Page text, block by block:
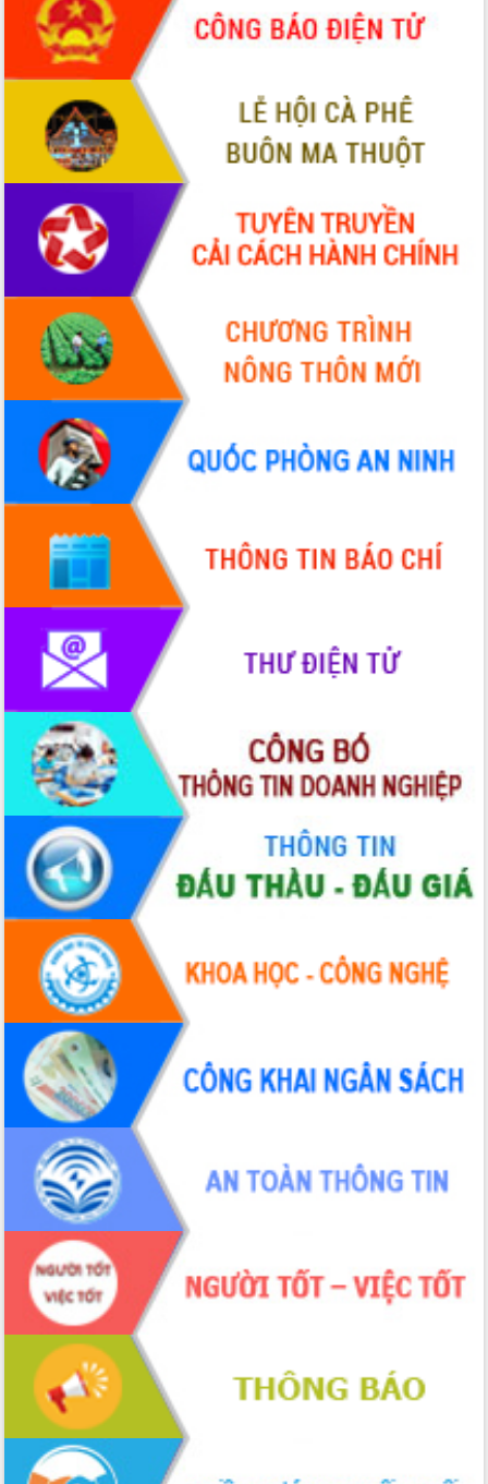
Chủ tịch UBND tỉnh Tạ Anh Tuấn thăm,
chúc mừng các bệnh viện nhân Ngày
Thầy thuốc Việt Nam
Rộn ràng lễ hội truyền thống Sông
nước Đà Nông lần thứ I năm 2026
Kỳ họp Chuyên đề lần thứ Năm, HĐND
tỉnh Đắk Lắk thông qua các nghị quyết
quan trọng
Thống nhất danh sách giới thiệu ứng
cử đại biểu Quốc hội khoá XVI và đại
biểu HĐND tỉnh Đắk Lắk, nhiệm kỳ
2026-2031
Phát động hai phong trào thi đua quan
trọng trong kỷ nguyên mới
Hội nghị lần thứ tư Ban Chỉ đạo công
tác bầu cử tỉnh Đắk Lắk
Hội nghị Báo cáo viên Trung ương
tháng 01/2026
Phó Thủ tướng Hồ Quốc Dũng đánh giá
cao kết quả Chiến dịch Quang Trung
tại Đắk Lắk
Hội nghị Ban Chấp hành Đảng bộ tỉnh
Đắk Lắk lần thứ 2 (mở rộng)
Tập trung giải phóng mặt bằng, đẩy
nhanh tiến độ Tuyến đường bộ ven
biển
Gỡ khó, khởi công xây dựng, sửa chữa
toàn bộ nhà ở cho hộ dân đúng tiến độ
đề ra
UBND tỉnh Đắk Lắk tổng kết công tác
quốc phòng, quân sự địa phương năm
2025
Tập trung triển khai quyết liệt, đồng bộ
các giải pháp nhằm thực hiện hiệu quả
các nhiệm vụ đề ra năm 2025
Phát huy vai trò của người có uy tín
trong phòng chống tảo hôn và hôn
nhân cận huyết thống
Nông sản Tây Nguyên thu hút doanh
nghiệp nước ngoài
Đắk Lắk định vị thương hiệu du lịch
“Biển – Rừng – Cà phê” trong không
gian phát triển mới
Hội nghị chia sẻ kinh nghiệm, chuyển
giao kỹ thuật y tế, định hướng phát
triển chuyên sâu đến 2030
Chuyển đổi số mở ra không gian phát
triển trong lĩnh vực văn hóa, du lịch
Công bố quyết định của Ban Thường
vụ Tỉnh ủy về công tác cán bộ.
Thủ tướng Phạm Minh Chính: Khẩn
trương tái thiết cuộc sống người dân
sau thiên tai
Tập trung nâng cao chất lượng, tổ
chức sản xuất sầu riêng theo hướng
bền vững
Đẩy nhanh công tác khắc phục, ổn
định đời sống Nhân dân sau bão số 13
Bí thư Tỉnh ủy Lương Nguyễn Minh
Triết dự Ngày hội đại đoàn kết tại
Buôn Đăk Tuôr, xã Cư Pui
Khởi công xây dựng Trường Phổ thông